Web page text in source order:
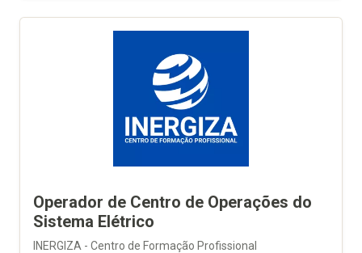
Operador de Centro de Operações do
Sistema Elétrico
INERGIZA - Centro de Formação Profissional